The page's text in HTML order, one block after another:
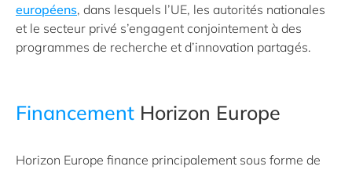
européens, dans lesquels l’UE, les autorités nationales
et le secteur privé s’engagent conjointement à des
programmes de recherche et d’innovation partagés.
Financement Horizon Europe
Horizon Europe finance principalement sous forme de